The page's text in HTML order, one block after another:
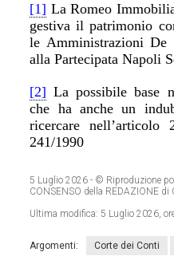
[1] La Romeo
gestiva il patrimonio
le Amministrazioni De
alla Partecipata Napoli
[2] La possibile base
che ha anche un
ricercare nell’articolo
241/1990
5 Luglio 2026 - © Riproduzione
CONSENSO della REDAZIONE di
Ultima modifica: 5 Luglio 2026,
Argomenti: Corte dei Conti